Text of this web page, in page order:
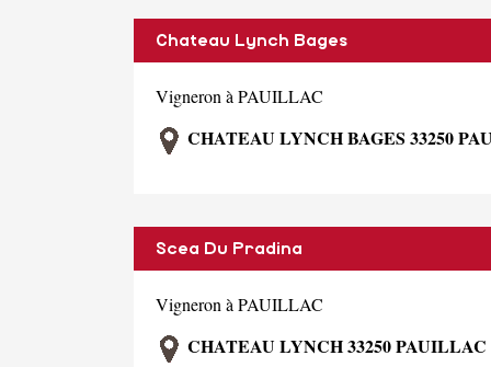
Chateau Lynch Bages
Vigneron à PAUILLAC
CHATEAU LYNCH BAGES 33250
Scea Du Pradina
Vigneron à PAUILLAC
CHATEAU LYNCH 33250 PAUILLAC